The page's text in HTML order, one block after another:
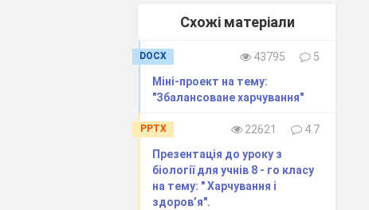
Схожі матеріали
DOCX 43795
5
Міні-проект на тему:
"Збалансоване харчування"
PPTX 22621
4.7
Презентація до уроку з
біології для учнів 8 - го класу
на тему: " Харчування і
здоров’я".